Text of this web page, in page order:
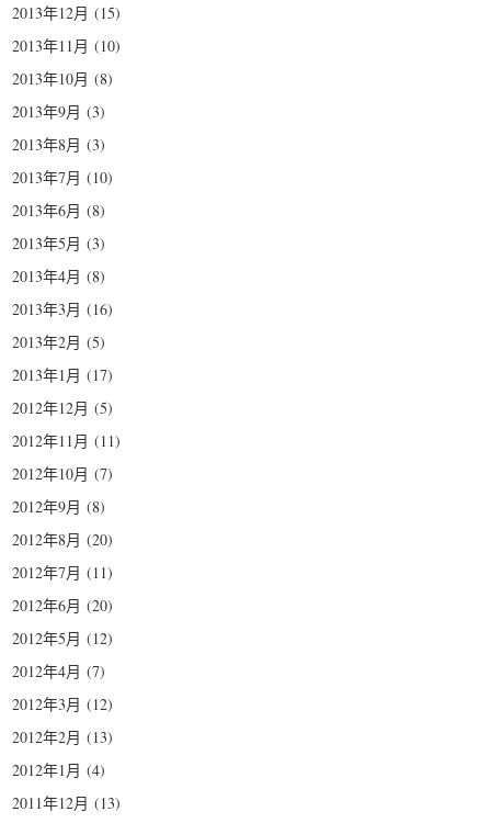
2013年12月 (15)
2013年11月 (10)
2013年10月 (8)
2013年9月 (3)
2013年8月 (3)
2013年7月 (10)
2013年6月 (8)
2013年5月 (3)
2013年4月 (8)
2013年3月 (16)
2013年2月 (5)
2013年1月 (17)
2012年12月 (5)
2012年11月 (11)
2012年10月 (7)
2012年9月 (8)
2012年8月 (20)
2012年7月 (11)
2012年6月 (20)
2012年5月 (12)
2012年4月 (7)
2012年3月 (12)
2012年2月 (13)
2012年1月 (4)
2011年12月 (13)